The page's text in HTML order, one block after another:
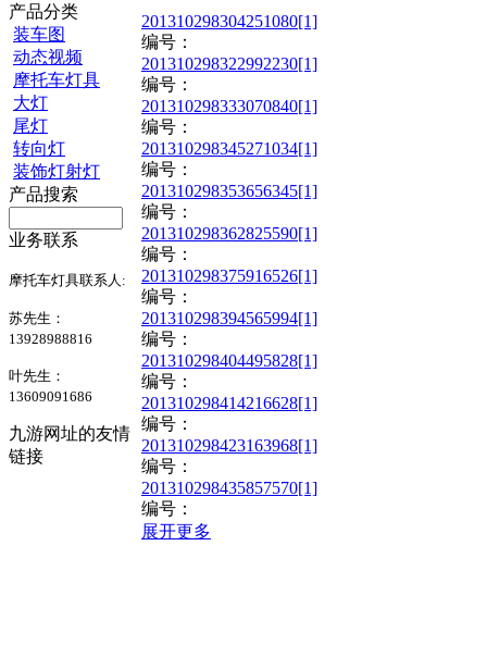
产品分类
装车图
动态视频
摩托车灯具
大灯
尾灯
转向灯
装饰灯射灯
产品搜索
业务联系
摩托车灯具联系人:
苏先生：
13928988816
叶先生：
13609091686
九游网址的友情
链接
201310298304251080[1]
编号：
201310298322992230[1]
编号：
201310298333070840[1]
编号：
201310298345271034[1]
编号：
201310298353656345[1]
编号：
201310298362825590[1]
编号：
201310298375916526[1]
编号：
201310298394565994[1]
编号：
201310298404495828[1]
编号：
201310298414216628[1]
编号：
201310298423163968[1]
编号：
201310298435857570[1]
编号：
展开更多